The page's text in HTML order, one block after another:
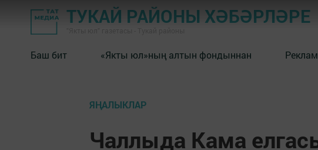
ТУКАЙ РАЙОНЫ ХӘБӘРЛӘРЕ
Баш бит «Якты юл»ның алтын фондыннан
ЯҢАЛЫКЛАР
Чаллыда Кама